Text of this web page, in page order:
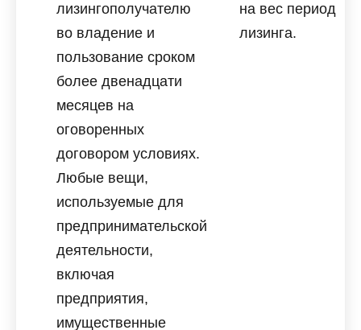
лизингополучателю
во владение и
пользование сроком
более двенадцати
месяцев на
оговоренных
договором условиях.
Любые вещи,
используемые для
предпринимательской
деятельности,
включая
предприятия,
имущественные
на вес период
лизинга.